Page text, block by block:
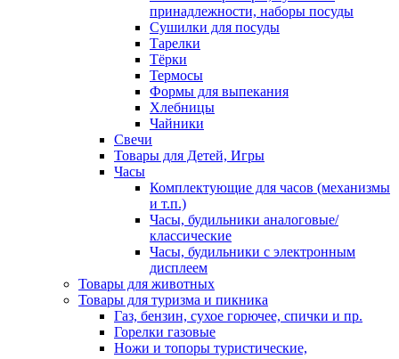
принадлежности, наборы посуды
Сушилки для посуды
Тарелки
Тёрки
Термосы
Формы для выпекания
Хлебницы
Чайники
Свечи
Товары для Детей, Игры
Часы
Комплектующие для часов (механизмы
и т.п.)
Часы, будильники аналоговые/
классические
Часы, будильники с электронным
дисплеем
Товары для животных
Товары для туризма и пикника
Газ, бензин, сухое горючее, спички и пр.
Горелки газовые
Ножи и топоры туристические,